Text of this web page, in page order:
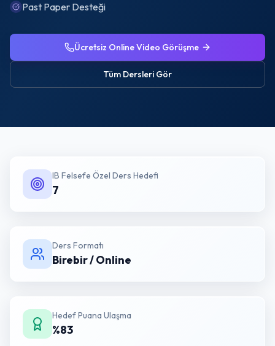
Past Paper Desteği
Ücretsiz Online Video Görüşme
Tüm Dersleri Gör
IB Felsefe Özel Ders Hedefi
7
Ders Formatı
Birebir / Online
Hedef Puana Ulaşma
%83